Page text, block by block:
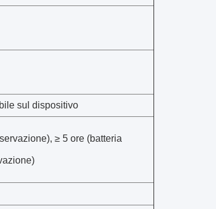
sul dispositivo
≥ 5 ore (batteria